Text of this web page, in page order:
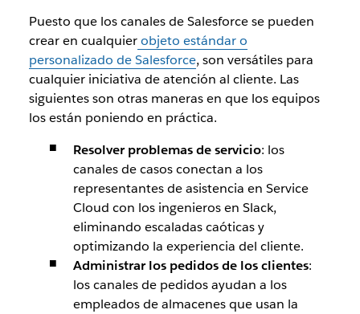
Puesto que los canales de Salesforce se pueden
crear en cualquierobjeto estándar o
personalizado de Salesforce, son versátiles para
cualquier iniciativa de atención al cliente. Las
siguientes son otras maneras en que los equipos
los están poniendo en práctica.
Resolver problemas de servicio: los
canales de casos conectan a los
representantes de asistencia en Service
Cloud con los ingenieros en Slack,
eliminando escaladas caóticas y
optimizando la experiencia del cliente.
Administrar los pedidos de los clientes:
los canales de pedidos ayudan a los
empleados de almacenes que usan la